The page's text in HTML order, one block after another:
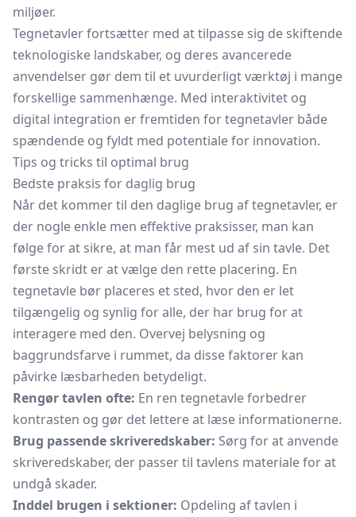
miljøer.
Tegnetavler fortsætter med at tilpasse sig de skiftende
teknologiske landskaber, og deres avancerede
anvendelser gør dem til et uvurderligt værktøj i mange
forskellige sammenhænge. Med interaktivitet og
digital integration er fremtiden for tegnetavler både
spændende og fyldt med potentiale for innovation.
Tips og tricks til optimal brug
Bedste praksis for daglig brug
Når det kommer til den daglige brug af tegnetavler, er
der nogle enkle men effektive praksisser, man kan
følge for at sikre, at man får mest ud af sin tavle. Det
første skridt er at vælge den rette placering. En
tegnetavle bør placeres et sted, hvor den er let
tilgængelig og synlig for alle, der har brug for at
interagere med den. Overvej belysning og
baggrundsfarve i rummet, da disse faktorer kan
påvirke læsbarheden betydeligt.
Rengør tavlen ofte: En ren tegnetavle forbedrer
kontrasten og gør det lettere at læse informationerne.
Brug passende skriveredskaber: Sørg for at anvende
skriveredskaber, der passer til tavlens materiale for at
undgå skader.
Inddel brugen i sektioner: Opdeling af tavlen i